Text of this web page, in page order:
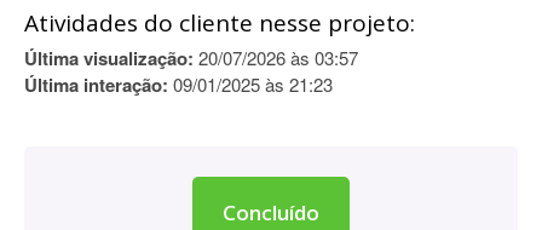
Atividades do cliente nesse projeto:
Última visualização: 20/07/2026 às 03:57
Última interação: 09/01/2025 às 21:23
Concluído